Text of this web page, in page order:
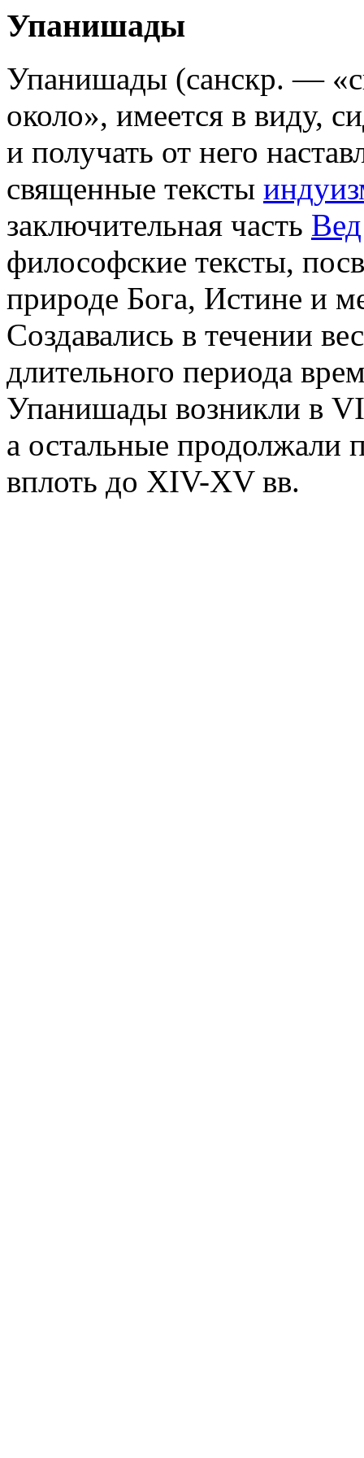
Упанишады
Упанишады (санскр. —
около», имеется в виду,
и получать от него
священные тексты
заключительная часть Вед
философские тексты,
природе Бога, Истине и
Создавались в течении
длительного периода
Упанишады возникли в
а остальные продолжали
вплоть до XIV-XV вв.